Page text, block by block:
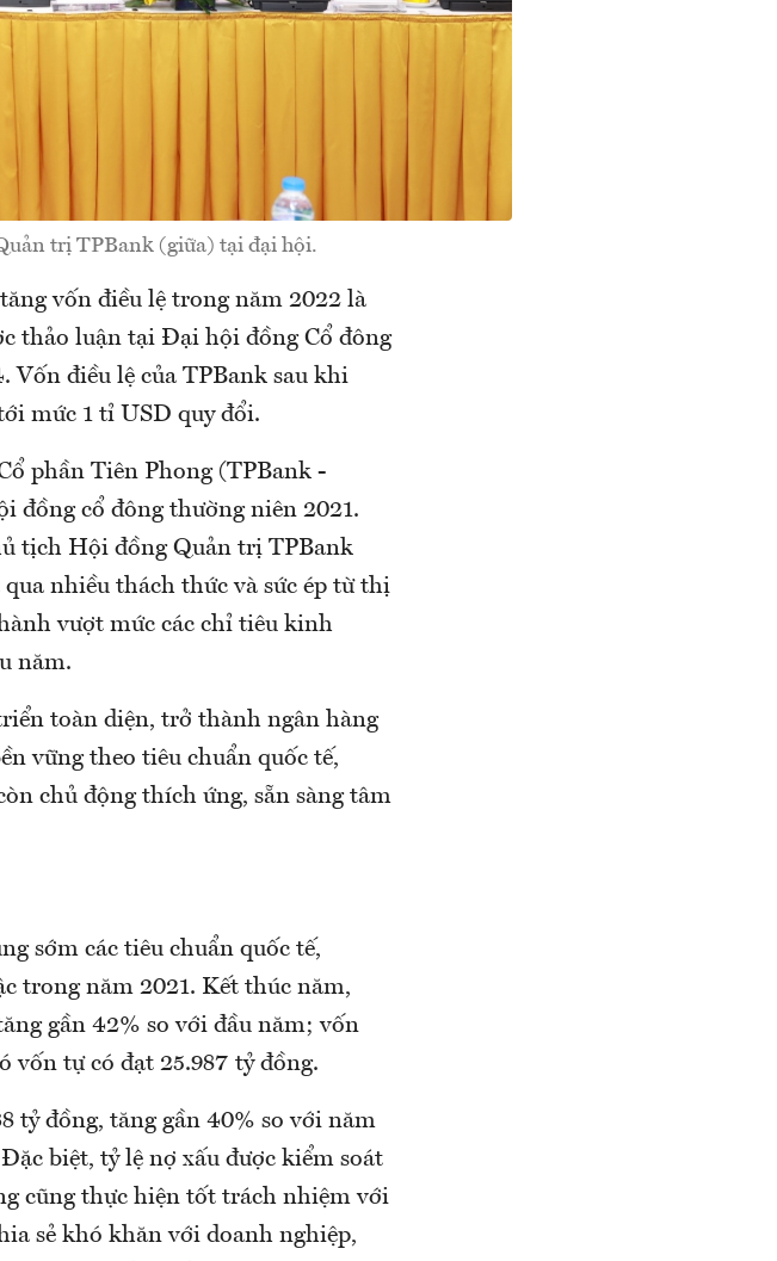
trị TPBank (giữa) tại đại hội.
vốn điều lệ trong năm 2022 là
thảo luận tại Đại hội đồng Cổ đông
Vốn điều lệ của TPBank sau khi
mức 1 tỉ USD quy đổi.
phần Tiên Phong (TPBank -
đồng cổ đông thường niên 2021.
tịch Hội đồng Quản trị TPBank
nhiều thách thức và sức ép từ thị
vượt mức các chỉ tiêu kinh
năm.
toàn diện, trở thành ngân hàng
vững theo tiêu chuẩn quốc tế,
chủ động thích ứng, sẵn sàng tâm
sớm các tiêu chuẩn quốc tế,
trong năm 2021. Kết thúc năm,
gần 42% so với đầu năm; vốn
vốn tự có đạt 25.987 tỷ đồng.
tỷ đồng, tăng gần 40% so với năm
biệt, tỷ lệ nợ xấu được kiểm soát
cũng thực hiện tốt trách nhiệm với
sẻ khó khăn với doanh nghiệp,